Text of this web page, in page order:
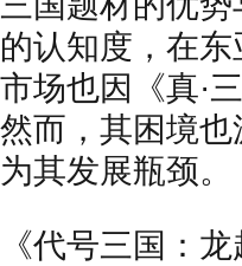
的认知度，在
市场也因《真·
然而，其困境
为其发展瓶颈。
《代号三国：